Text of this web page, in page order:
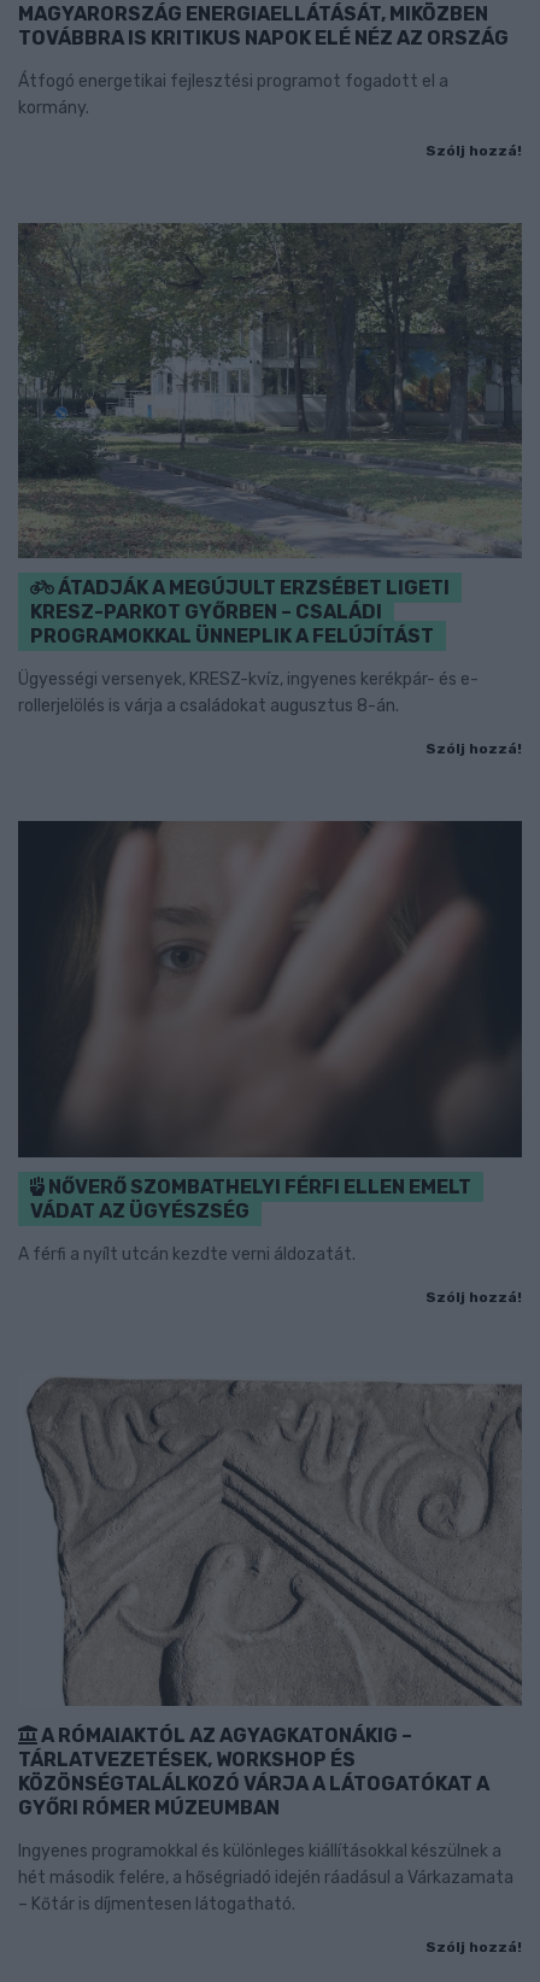
MAGYARORSZÁG ENERGIAELLÁTÁSÁT, MIKÖZBEN
TOVÁBBRA IS KRITIKUS NAPOK ELÉ NÉZ AZ ORSZÁG
Átfogó energetikai fejlesztési programot fogadott el a
kormány.
Szólj hozzá!
ÁTADJÁK A MEGÚJULT ERZSÉBET LIGETI
KRESZ-PARKOT GYŐRBEN – CSALÁDI
PROGRAMOKKAL ÜNNEPLIK A FELÚJÍTÁST
Ügyességi versenyek, KRESZ-kvíz, ingyenes kerékpár- és e-
rollerjelölés is várja a családokat augusztus 8-án.
Szólj hozzá!
NŐVERŐ SZOMBATHELYI FÉRFI ELLEN EMELT
VÁDAT AZ ÜGYÉSZSÉG
A férfi a nyílt utcán kezdte verni áldozatát.
Szólj hozzá!
A RÓMAIAKTÓL AZ AGYAGKATONÁKIG –
TÁRLATVEZETÉSEK, WORKSHOP ÉS
KÖZÖNSÉGTALÁLKOZÓ VÁRJA A LÁTOGATÓKAT A
GYŐRI RÓMER MÚZEUMBAN
Ingyenes programokkal és különleges kiállításokkal készülnek a
hét második felére, a hőségriadó idején ráadásul a Várkazamata
– Kőtár is díjmentesen látogatható.
Szólj hozzá!